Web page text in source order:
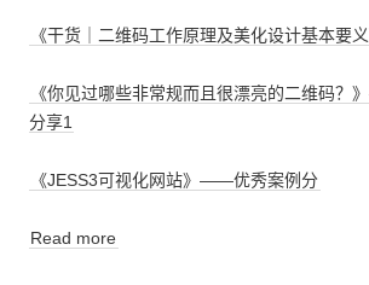
《干货｜二维码工作原理及美化设计基本要义
《你见过哪些非常规而且很漂亮的二维码？
分享1
《JESS3可视化网站》——优秀案例分
Read more